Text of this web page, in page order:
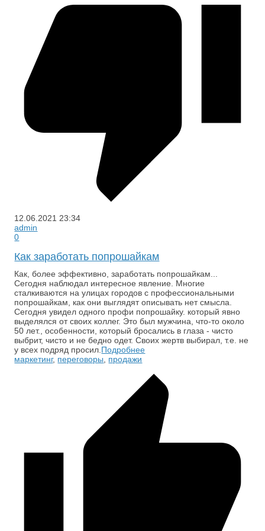
12.06.2021 23:34
admin
0
Как заработать попрошайкам
Как, более эффективно, заработать попрошайкам...
Сегодня наблюдал интересное явление. Многие
сталкиваются на улицах городов с профессиональными
попрошайкам, как они выглядят описывать нет смысла.
Сегодня увидел одного профи попрошайку. который явно
выделялся от своих коллег. Это был мужчина, что-то около
50 лет., особенности, который бросались в глаза - чисто
выбрит, чисто и не бедно одет. Своих жертв выбирал, т.е. не
у всех подряд просил. Подробнее
маркетинг, переговоры продажи